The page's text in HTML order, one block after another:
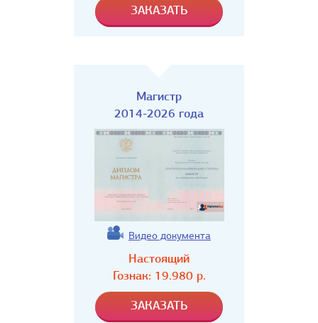
Магистр
2014-2026 года
Видео документа
Настоящий
Гознак: 19.980р.